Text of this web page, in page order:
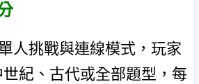
人挑戰與連線模式，玩家
紀、古代或全部題型，每